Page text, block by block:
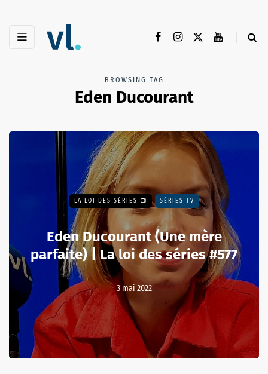
BROWSING TAG
Eden Ducourant
LA LOI DES SÉRIES 📺 SÉRIES TV
Eden Ducourant (Une mère
parfaite) | La loi des séries #577
3 mai 2022